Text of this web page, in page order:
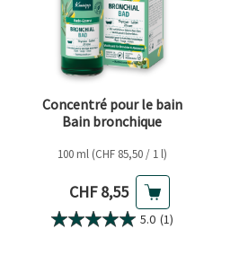
Concentré pour le bain
Bain bronchique
100 ml (CHF 85,50 / 1 l)
Prix actuel
CHF 8,55
5.0 (1)